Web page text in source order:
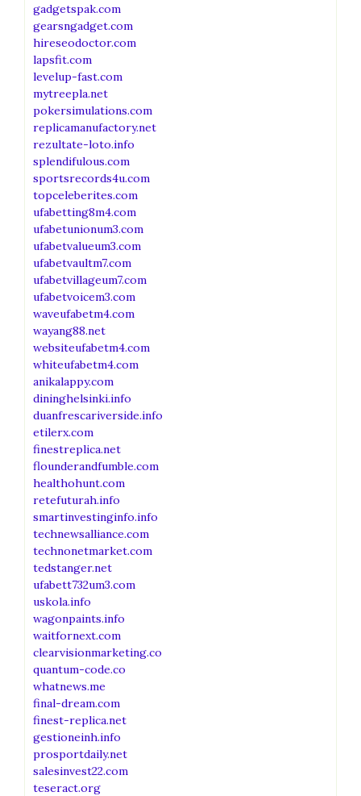
gadgetspak.com
gearsngadget.com
hireseodoctor.com
lapsfit.com
levelup-fast.com
mytreepla.net
pokersimulations.com
replicamanufactory.net
rezultate-loto.info
splendifulous.com
sportsrecords4u.com
topceleberites.com
ufabetting8m4.com
ufabetunionum3.com
ufabetvalueum3.com
ufabetvaultm7.com
ufabetvillageum7.com
ufabetvoicem3.com
waveufabetm4.com
wayang88.net
websiteufabetm4.com
whiteufabetm4.com
anikalappy.com
dininghelsinki.info
duanfrescariverside.info
etilerx.com
finestreplica.net
flounderandfumble.com
healthohunt.com
retefuturah.info
smartinvestinginfo.info
technewsalliance.com
technonetmarket.com
tedstanger.net
ufabett732um3.com
uskola.info
wagonpaints.info
waitfornext.com
clearvisionmarketing.co
quantum-code.co
whatnews.me
final-dream.com
finest-replica.net
gestioneinh.info
prosportdaily.net
salesinvest22.com
teseract.org